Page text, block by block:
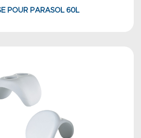
POUR PARASOL 60L